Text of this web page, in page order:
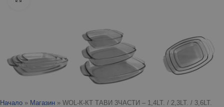
Начало » Магазин » WOL-К-КТ ТАВИ 3ЧАСТИ – 1,4LT. / 2,3LT. / 3,6LT.